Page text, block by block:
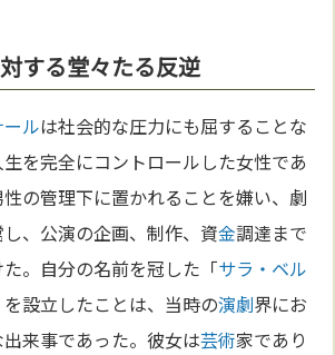
する堂々たる反逆
ルは社会的な圧力にも屈することな
を完全にコントロールした女性であ
の管理下に置かれることを嫌い、劇
、公演の企画、制作、資金調達まで
。自分の名前を冠した「サラ・ベル
設立したことは、当時の演劇界にお
来事であった。彼女は芸術家であり